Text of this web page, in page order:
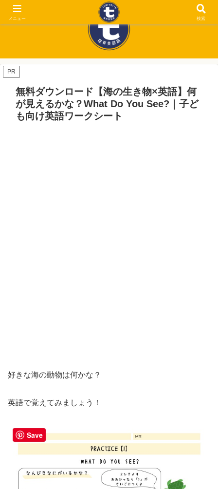
PR
無料ダウンロード【海の生き物×英語】何
が見えるかな？What Do You See?｜子ど
も向け英語ワークシート
好きな海の動物は何かな？
英語で覚えてみましょう！
メニュー 検索
Save